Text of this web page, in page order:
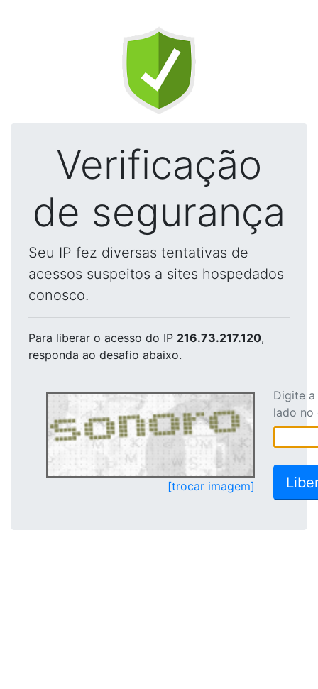
Verificação
de segurança
Seu IP fez diversas tentativas de
acessos suspeitos a sites hospedados
conosco.
Para liberar o acesso do IP 216.73.217.120,
responda ao desafio abaixo.
[trocar imagem]
Digite
lado no